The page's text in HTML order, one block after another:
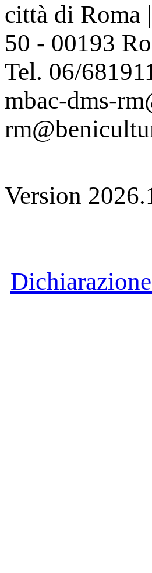
città di Roma
50 - 00193
Tel. 06/
mbac-dms-
Version